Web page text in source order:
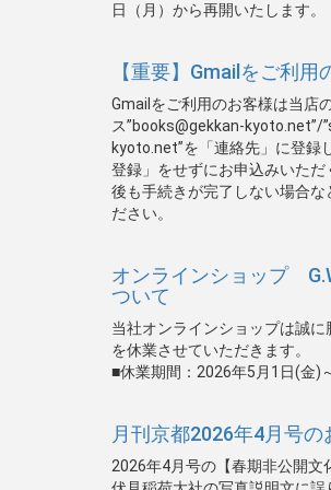
日（月）から再開いたします。
【重要】Gmailをご利用
Gmailをご利用のお客様は当店
ス”books@gekkan-kyoto.net”/
kyoto.net”を「連絡先」に登録
登録」をせずにお申込みいた
後も手続きが完了しない場合な
ださい。
オンラインショップ
ついて
当社オンラインショップは誠
を休業させていただきます。
■休業期間：2026年5月1日(金)
月刊京都2026年4月号の
2026年4月号の【春期非公開文